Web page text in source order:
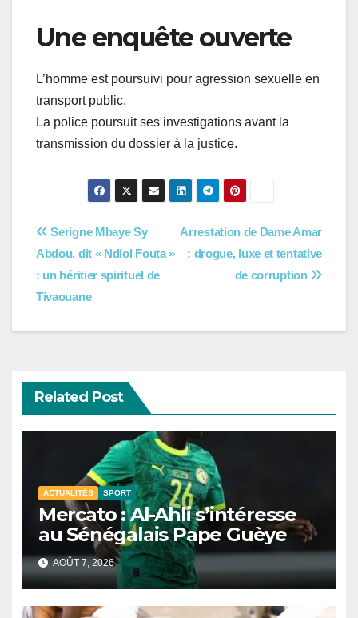
Une enquête ouverte
L’homme est poursuivi pour agression sexuelle en
transport public.
La police poursuit ses investigations avant la
transmission du dossier à la justice.
Navigation
de
l’article
Arrestation de Dame Amar
: drogue, luxe et tentative
de corruption
Serigne Mbaye Sy
Abdou, dit « Ndiol Fouta »
: un héritier spirituel de
Tivaouane
Related Post
ACTUALITÉS SPORT
Mercato : Al-Ahli s’intéresse
au Sénégalais Pape Guèye
AOÛT 7, 2026